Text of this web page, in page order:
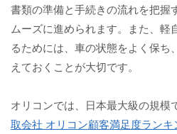
書類の準備と手続きの流れを把握
ムーズに進められます。また、軽
るためには、車の状態をよく保ち
えておくことが大切です。
オリコンでは、日本最大級の規模
取会社 オリコン顧客満足度ランキ